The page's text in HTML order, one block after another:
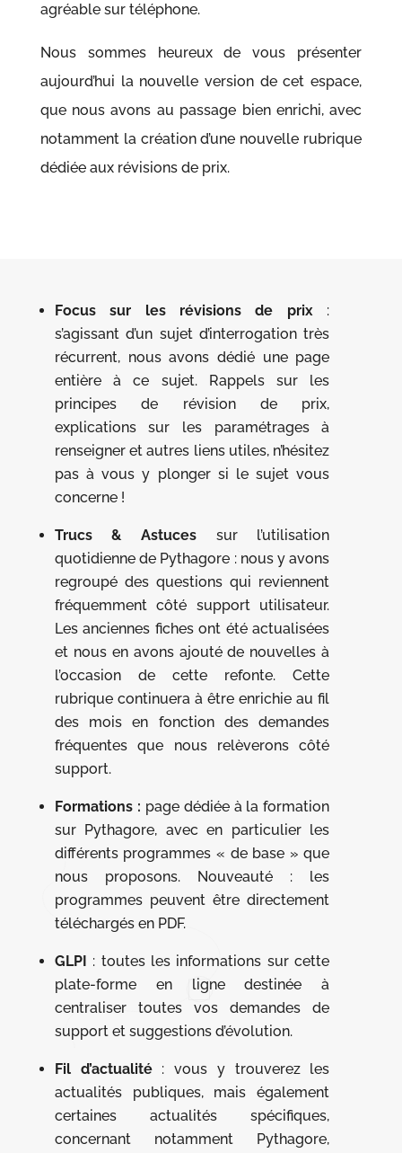
agréable sur téléphone.
Nous sommes heureux de vous présenter
aujourd’hui la nouvelle version de cet espace,
que nous avons au passage bien enrichi, avec
notamment la création d’une nouvelle rubrique
dédiée aux révisions de prix.
Focus sur les révisions de prix:
s’agissant d’un sujet d’interrogation très
récurrent, nous avons dédié une page
entière à ce sujet. Rappels sur les
principes de révision de prix,
explications sur les paramétrages à
renseigner et autres liens utiles, n’hésitez
pas à vous y plonger si le sujet vous
concerne !
Trucs & Astuces sur l’utilisation
quotidienne de Pythagore : nous y avons
regroupé des questions qui reviennent
fréquemment côté support utilisateur.
Les anciennes fiches ont été actualisées
et nous en avons ajouté de nouvelles à
l’occasion de cette refonte. Cette
rubrique continuera à être enrichie au fil
des mois en fonction des demandes
fréquentes que nous relèverons côté
support.
Formations : page dédiée à la formation
sur Pythagore, avec en particulier les
différents programmes « de base » que
nous proposons. Nouveauté : les
programmes peuvent être directement
téléchargés en PDF.
GLPI
: toutes les informations sur cette
plate-forme en ligne destinée à
centraliser toutes vos demandes de
support et suggestions d’évolution.
Fil d’actualité: vous y trouverez les
actualités publiques, mais également
certaines actualités spécifiques,
concernant notamment Pythagore,